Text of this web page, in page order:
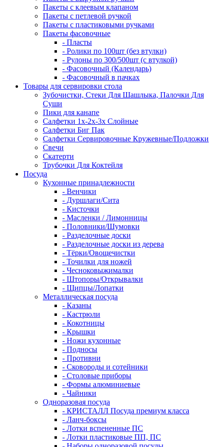
Пакеты с клеевым клапаном
Пакеты с петлевой ручкой
Пакеты с пластиковыми ручками
Пакеты фасовочные
- Пласты
- Ролики по 100шт (без втулки)
- Рулоны по 300/500шт (с втулкой)
- Фасовочный (Календарь)
- Фасовочный в пачках
Товары для сервировки стола
Зубочистки, Стеки Для Шашлыка, Палочки Для
Суши
Пики для канапе
Салфетки 1х-2х-3х Слойные
Салфетки Биг Пак
Салфетки Сервировочные Кружевные/Подложки
Свечи
Скатерти
Трубочки Для Коктейля
Посуда
Кухонные принадлежности
- Венчики
- Дуршлаги/Сита
- Кисточки
- Масленки / Лимонницы
- Половники/Шумовки
- Разделочные доски
- Разделочные доски из дерева
- Тёрки/Овощечистки
- Точилки для ножей
- Чесноковыжималки
- Штопоры/Открывалки
- Щипцы/Лопатки
Металлическая посуда
- Казаны
- Кастрюли
- Кокотницы
- Крышки
- Ножи кухонные
- Подносы
- Противни
- Сковороды и сотейники
- Столовые приборы
- Формы алюминиевые
- Чайники
Одноразовая посуда
- КРИСТАЛЛ Посуда премиум класса
- Ланч-боксы
- Лотки вспененные ПС
- Лотки пластиковые ПП, ПС